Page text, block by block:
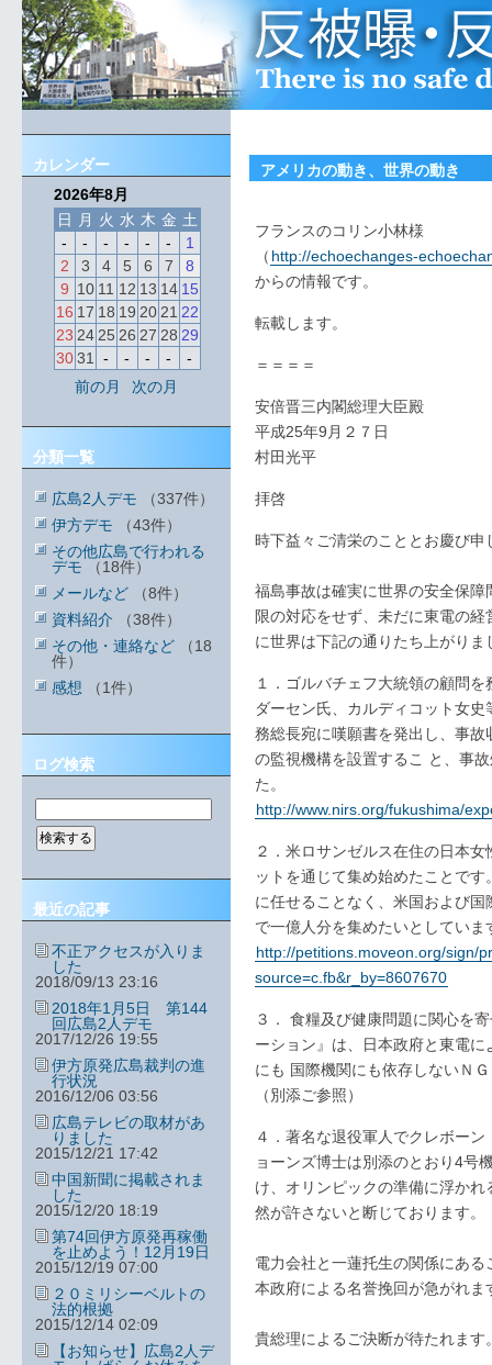
カレンダー
2026年8月
日
月 火 水 木 金 土
-
- - - - -
1
2
3 4 5 6 7
8
9 10 11 12 13 14 15
16 17 18 19 20 21 22
23 24 25 26 27 28 29
30 31 - - - - -
前の月 次の月
分類一覧
広島2人デモ （337件）
伊方デモ （43件）
その他広島で行われる
デモ （18件）
メールなど （8件）
資料紹介 （38件）
その他・連絡など （18
件）
感想 （1件）
ログ検索
最近の記事
不正アクセスが入りま
した
2018/09/13 23:16
2018年1月5日 第144
回広島2人デモ
2017/12/26 19:55
伊方原発広島裁判の進
行状況
2016/12/06 03:56
広島テレビの取材があ
りました
2015/12/21 17:42
中国新聞に掲載されま
した
2015/12/20 18:19
第74回伊方原発再稼働
を止めよう！12月19日
2015/12/19 07:00
２０ミリシーベルトの
法的根拠
2015/12/14 02:09
【お知らせ】広島2人デ
アメリカの動き、世界の動き
フランスのコリン小林様
（ http://echoechanges-
からの情報です。
転載します。
＝＝＝＝
安倍晋三内閣総理大臣殿
平成25年9月２７日
村田光平
拝啓
時下益々ご清栄のこととお慶び申
福島事故は確実に世界の安全保
限の対応をせず、未だに東電の
に世界は下記の通りたち上がりま
１．ゴルバチェフ大統領の顧問
ダーセン氏、カルディコット女
務総長宛に嘆願書を発出し、事
の監視機構を設置するこ と、事
た。
http://www.nirs.org/fukushima/
２．米ロサンゼルス在住の日本
ットを通じて集め始めたことで
に任せることなく、米国および
で一億人分を集めたいとしていま
http://petitions.moveon.org/sign/
source=c.fb&r_by=8607670
３． 食糧及び健康問題に関心を
ーション』は、日本政府と東電
にも 国際機関にも依存しないＮ
（別添ご参照）
４．著名な退役軍人でクレボー
ョーンズ博士は別添のとおり4号
け、オリンピックの準備に浮か
然が許さないと断じております。
電力会社と一蓮托生の関係にあ
本政府による名誉挽回が急がれま
貴総理によるご決断が待たれます